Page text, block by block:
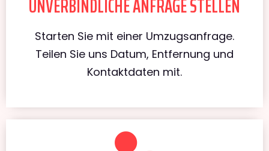
Starten Sie mit einer Umzugsanfrage.
Teilen Sie uns Datum, Entfernung und
Kontaktdaten mit.